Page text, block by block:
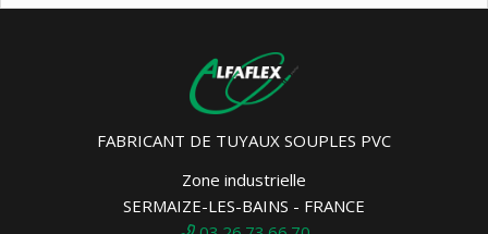
FABRICANT DE TUYAUX SOUPLES PVC
Zone industrielle
SERMAIZE-LES-BAINS - FRANCE